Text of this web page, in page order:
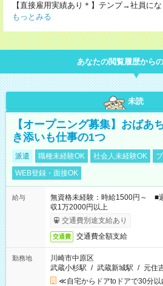
【直接雇用実績あり＊】テンプ→社員に
もっとみる
あなたの閲覧履歴から
未読
【オープニング募集】おばあ
き添いも仕事の1つ
派遣 職種未経験OK 社会人未経験OK
WEB登録・面接OK
給与
無資格未経験：時給1500円～
収1万2000円以上
交通費別途支給あり
交通費 交通費全額支給
勤務地
川崎市中原区
武蔵小杉駅 / 武蔵新城駅 / 元住
≪自宅からドアtoドアで30分